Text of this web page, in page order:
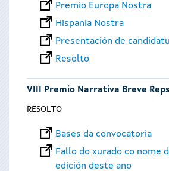
Premio Europa Nostra
Hispania Nostra
Presentación de
Resolto
VIII Premio Narrativa Breve
RESOLTO
Bases da convocatoria
Fallo do xurado co nome
edición deste ano